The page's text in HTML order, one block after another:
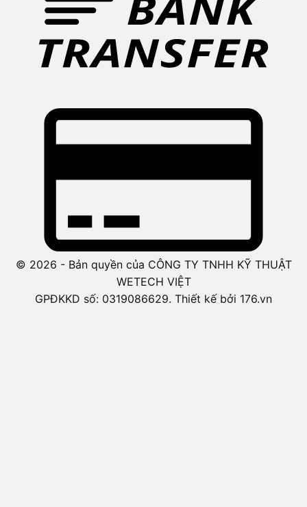
© 2026 - Bản quyền của CÔNG TY TNHH KỸ THUẬT
WETECH VIỆT
GPĐKKD số: 0319086629. Thiết kế bởi 176.vn